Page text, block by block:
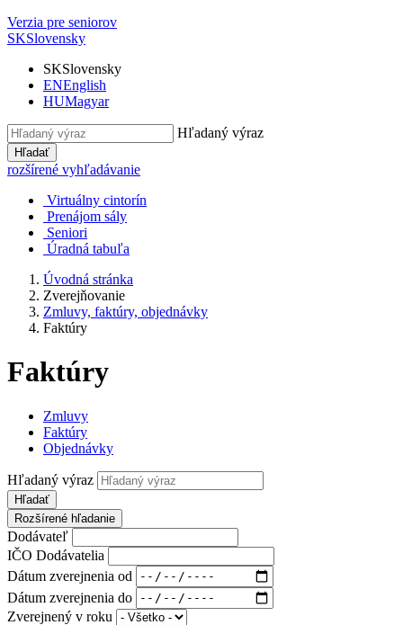
Verzia pre seniorov
SKSlovensky
SKSlovensky
ENEnglish
HUMagyar
Hľadaný výraz
Hľadať
rozšírené vyhľadávanie
Virtuálny cintorín
Prenájom sály
Seniori
Úradná tabuľa
Úvodná stránka
Zverejňovanie
Zmluvy, faktúry, objednávky
Faktúry
Faktúry
Zmluvy
Faktúry
Objednávky
Hľadaný výraz
Hľadať
Rozšírené hľadanie
Dodávateľ
IČO Dodávatelia
Dátum zverejnenia od
Dátum zverejnenia do
Zverejnený v roku